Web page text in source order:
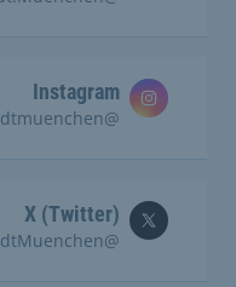
Instagram
@stadtmuenchen
X (Twitter)
@StadtMuenchen